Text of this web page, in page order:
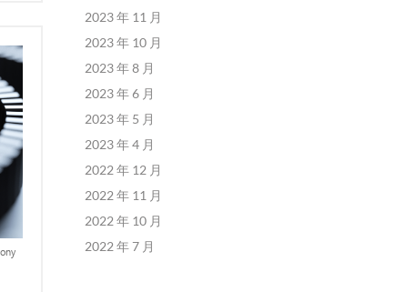
2023 年 11 月
2023 年 10 月
2023 年 8 月
2023 年 6 月
2023 年 5 月
2023 年 4 月
2022 年 12 月
2022 年 11 月
2022 年 10 月
2022 年 7 月